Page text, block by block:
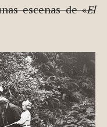
escenas de «El